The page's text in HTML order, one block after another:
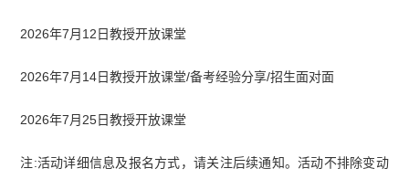
2026年7月12日教授开放课堂
2026年7月14日教授开放课堂/备考经验分享/招生面对面
2026年7月25日教授开放课堂
注:活动详细信息及报名方式，请关注后续通知。活动不排除变动